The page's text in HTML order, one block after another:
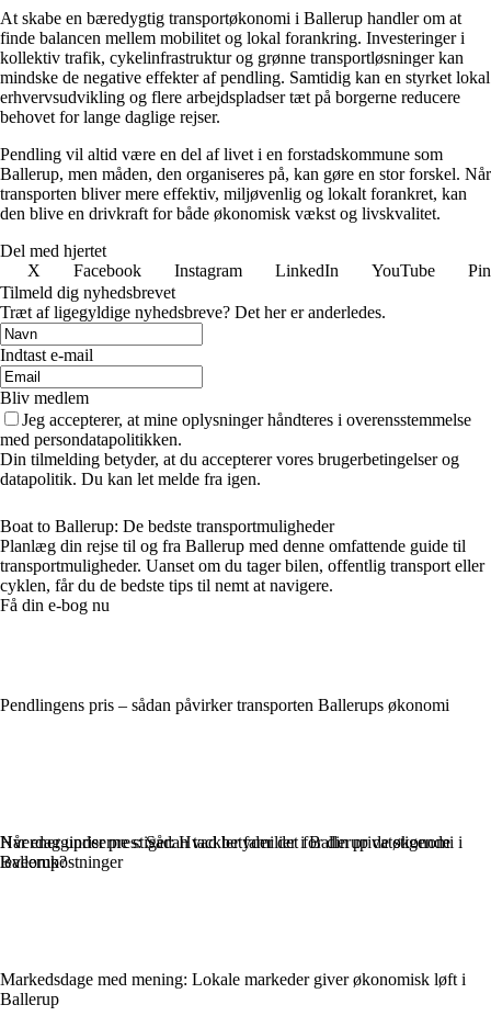
At skabe en bæredygtig transportøkonomi i Ballerup handler om at
finde balancen mellem mobilitet og lokal forankring. Investeringer i
kollektiv trafik, cykelinfrastruktur og grønne transportløsninger kan
mindske de negative effekter af pendling. Samtidig kan en styrket lokal
erhvervsudvikling og flere arbejdspladser tæt på borgerne reducere
behovet for lange daglige rejser.
Pendling vil altid være en del af livet i en forstadskommune som
Ballerup, men måden, den organiseres på, kan gøre en stor forskel. Når
transporten bliver mere effektiv, miljøvenlig og lokalt forankret, kan
den blive en drivkraft for både økonomisk vækst og livskvalitet.
Del med hjertet
X
Facebook Instagram LinkedIn YouTube
Tilmeld dig nyhedsbrevet
Træt af ligegyldige nyhedsbreve? Det her er anderledes.
Indtast e-mail
Bliv medlem
Jeg accepterer, at mine oplysninger håndteres i overensstemmelse
med persondatapolitikken.
Din tilmelding betyder, at du accepterer vores brugerbetingelser og
datapolitik. Du kan let melde fra igen.
Boat to Ballerup: De bedste transportmuligheder
Planlæg din rejse til og fra Ballerup med denne omfattende guide til
transportmuligheder. Uanset om du tager bilen, offentlig transport eller
cyklen, får du de bedste tips til nemt at navigere.
Få din e-bog nu
Pendlingens pris – sådan påvirker transporten Ballerups økonomi
Hverdag under pres: Sådan tackler familier i Ballerup de stigende
leveomkostninger
Markedsdage med mening: Lokale markeder giver økonomisk løft i
Ballerup
Når energipriserne stiger: Hvad betyder det for din privatøkonomi i
Ballerup?